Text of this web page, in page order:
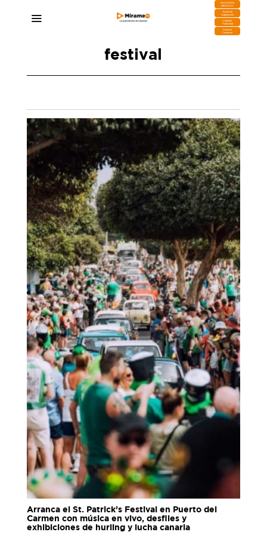
DESCARGA
MIRAPLAY
Buzón de
Sugerencias
Contratar
Publicidad
Contacto
Comercial
festival
Arranca el St. Patrick’s Festival en Puerto del
Carmen con música en vivo, desfiles y
exhibiciones de hurling y lucha canaria